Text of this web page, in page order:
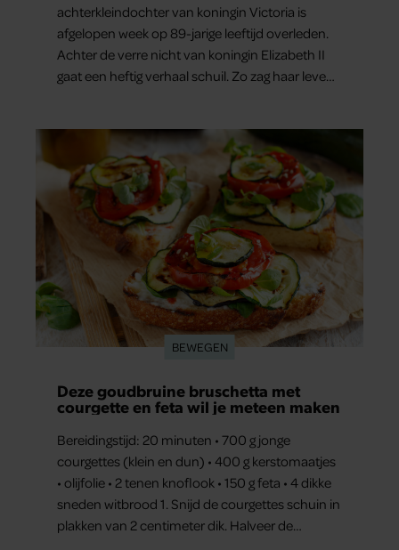
achterkleindochter van koningin Victoria is
afgelopen week op 89-jarige leeftijd overleden.
Achter de verre nicht van koningin Elizabeth II
gaat een heftig verhaal schuil. Zo zag haar leven
BEWEGEN
Deze goudbruine bruschetta met
courgette en feta wil je meteen maken
Bereidingstijd: 20 minuten • 700 g jonge
courgettes (klein en dun) • 400 g kerstomaatjes
• olijfolie • 2 tenen knoflook • 150 g feta • 4 dikke
sneden witbrood 1. Snijd de courgettes schuin in
plakken van 2 centimeter dik. Halveer de